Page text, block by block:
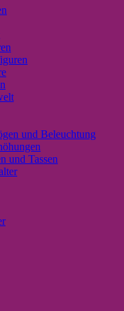
und Beleuchtung
und Tassen